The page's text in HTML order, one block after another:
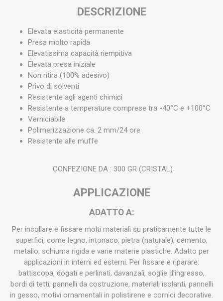
DESCRIZIONE
Elevata elasticità permanente
Presa molto rapida
Elevatissima capacità riempitiva
Elevata presa iniziale
Non ritira (100% adesivo)
Privo di solventi
Resistente agli agenti chimici
Resistente a temperature comprese tra -40°C e +100°C
Verniciabile
Polimerizzazione ca. 2 mm/24 ore
Resistente alle muffe
CONFEZIONE DA : 300 GR (CRISTAL)
APPLICAZIONE
ADATTO A:
Per incollare e fissare molti materiali su praticamente tutte le
superfici, come legno, intonaco, pietra (naturale), cemento,
metallo, schiuma rigida e varie materie plastiche. Adatto per
applicazioni in interni ed esterni. Per fissare e riparare:
battiscopa, dogati e perlinati, davanzali, soglie d’ingresso,
bordi di tetti, pannelli da costruzione, materiali isolanti, pannelli
in gesso, motivi ornamentali in polistirene e cornici decorative.